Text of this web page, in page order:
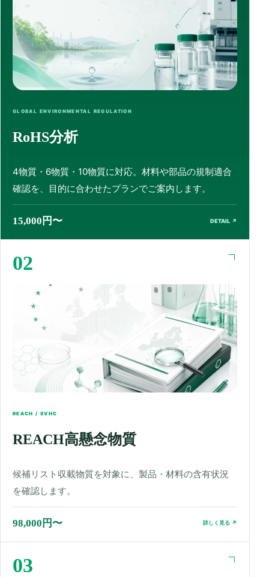
GLOBAL ENVIRONMENTAL REGULATION
RoHS分析
4物質・6物質・10物質に対応。材料や部品の規制適合
確認を、目的に合わせたプランでご案内します。
15,000円〜 DETAIL ↗
02
REACH / SVHC
REACH高懸念物質
候補リスト収載物質を対象に、製品・材料の含有状況
を確認します。
98,000円〜 詳しく見る ↗
03